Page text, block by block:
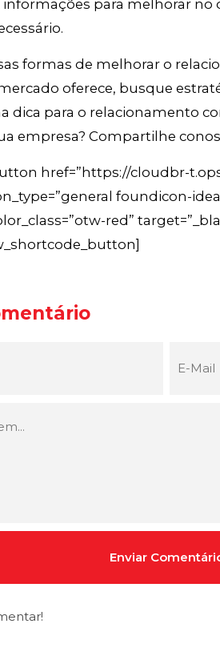
informações para melhorar no
formas de melhorar o
oferece, busque
dica para o relacionamento
empresa? Compartilhe
href=”https://cloudbr-
foundicon-
red”